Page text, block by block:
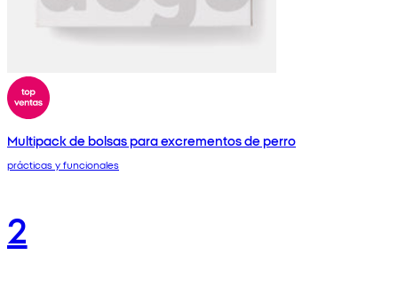
Multipack de bolsas para excrementos de perro
prácticas y funcionales
2